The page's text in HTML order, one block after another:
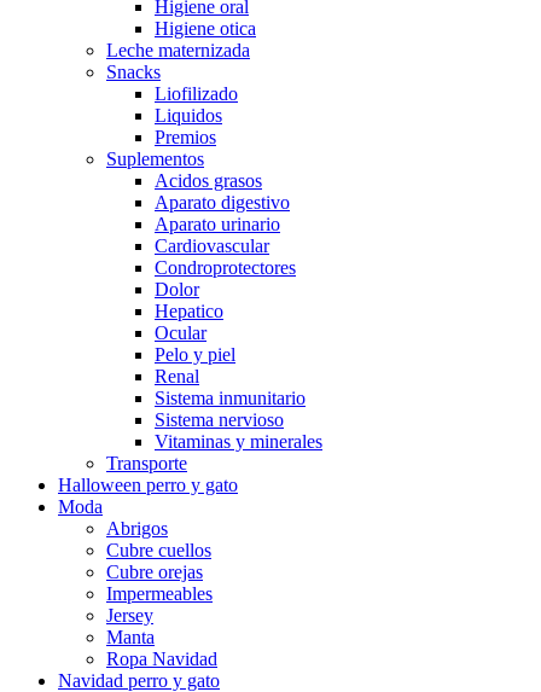
Higiene oral
Higiene otica
Leche maternizada
Snacks
Liofilizado
Liquidos
Premios
Suplementos
Acidos grasos
Aparato digestivo
Aparato urinario
Cardiovascular
Condroprotectores
Dolor
Hepatico
Ocular
Pelo y piel
Renal
Sistema inmunitario
Sistema nervioso
Vitaminas y minerales
Transporte
Halloween perro y gato
Moda
Abrigos
Cubre cuellos
Cubre orejas
Impermeables
Jersey
Manta
Ropa Navidad
Navidad perro y gato